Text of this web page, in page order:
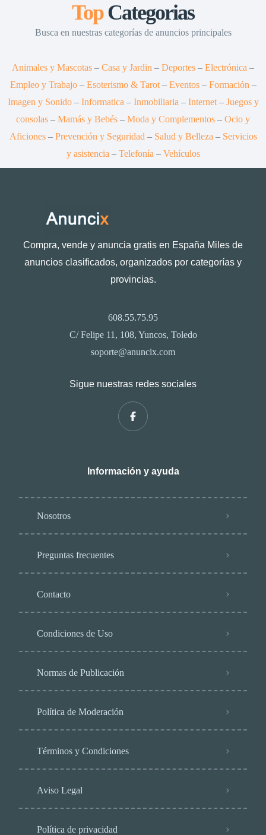
TopCategorias
Busca en nuestras categorías de anuncios principales
Animales y Mascotas – Casa y Jardin – Deportes – Electrónica –
Empleo y Trabajo– Esoterismo & Tarot– Eventos– Formación –
Imagen y Sonido– Informatica – Inmobiliaria – Internet– Juegos y
consolas – Mamás y Bebés – Moda y Complementos – Ocio y
Aficiones– Prevención y Seguridad – Salud y Belleza – Servicios
y asistencia – Telefonía – Vehículos
Compra, vende y anuncia gratis en España Miles de
anuncios clasificados, organizados por categorías y
provincias.
608.55.75.95
C/ Felipe 11, 108, Yuncos, Toledo
soporte@anuncix.com
Sigue nuestras redes sociales
Información y ayuda
Nosotros
Preguntas frecuentes
Contacto
Condiciones de Uso
Normas de Publicación
Política de Moderación
Términos y Condiciones
Aviso Legal
Política de privacidad